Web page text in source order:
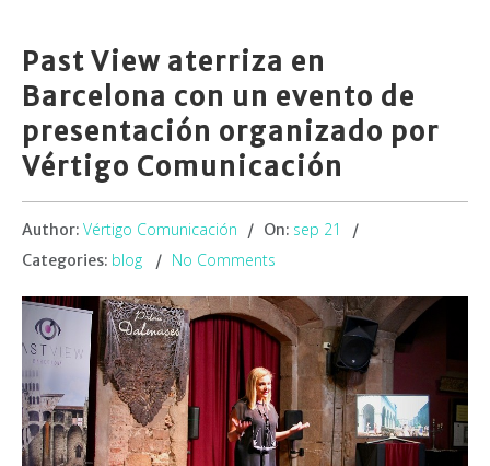
Past View aterriza en
Barcelona con un evento de
presentación organizado por
Vértigo Comunicación
Author: Vértigo Comunicación On: sep 21
Categories: blog No Comments